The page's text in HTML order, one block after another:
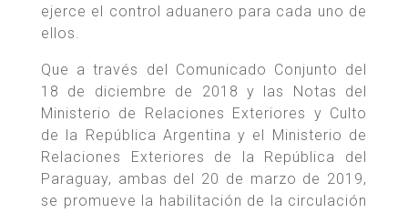
ejerce el control aduanero para cada uno de
ellos.
Que a través del Comunicado Conjunto del
18 de diciembre de 2018 y las Notas del
Ministerio de Relaciones Exteriores y Culto
de la República Argentina y el Ministerio de
Relaciones Exteriores de la República del
Paraguay, ambas del 20 de marzo de 2019,
se promueve la habilitación de la circulación